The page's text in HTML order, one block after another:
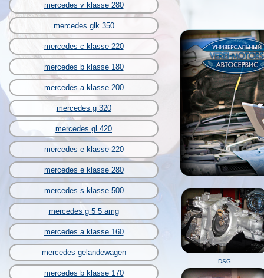
mercedes v klasse 280
mercedes glk 350
mercedes c klasse 220
mercedes b klasse 180
mercedes a klasse 200
mercedes g 320
mercedes gl 420
mercedes e klasse 220
mercedes e klasse 280
mercedes s klasse 500
mercedes g 5 5 amg
mercedes a klasse 160
mercedes gelandewagen
mercedes b klasse 170
DSG